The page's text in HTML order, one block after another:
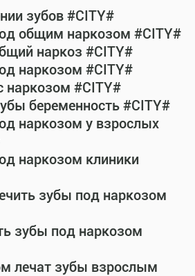
зубов #CITY#
общим наркозом #CITY#
наркоз #CITY#
наркозом #CITY#
наркозом #CITY#
беременность #CITY#
наркозом у взрослых
наркозом клиники
зубы под наркозом
зубы под наркозом
лечат зубы взрослым